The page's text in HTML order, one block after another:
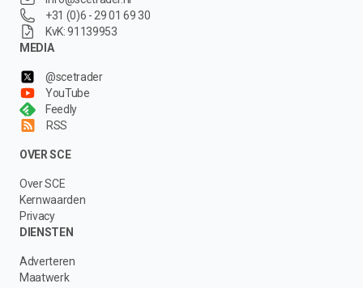
+31 (0)6 - 29 01 69 30
KvK: 91139953
MEDIA
@scetrader
YouTube
Feedly
RSS
OVER SCE
Over SCE
Kernwaarden
Privacy
DIENSTEN
Adverteren
Maatwerk